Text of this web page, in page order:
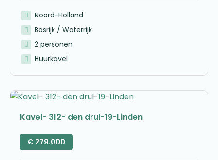
Noord-Holland
Bosrijk / Waterrijk
2 personen
Huurkavel
Kavel- 312- den drul-19-Linden
€ 279.000